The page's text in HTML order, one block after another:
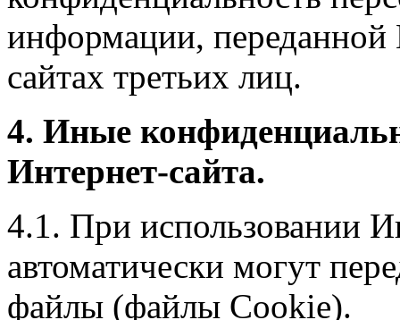
информации, переданной
сайтах третьих лиц.
4. Иные
Интернет-сайта.
4.1. При использовании
автоматически могут
файлы (файлы Cookie).